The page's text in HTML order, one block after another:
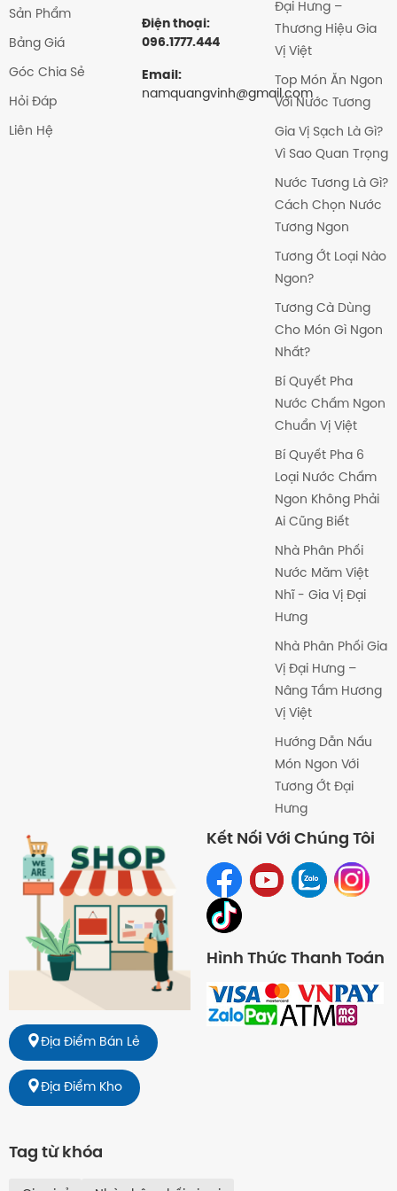
Sản Phẩm
Bảng Giá
Góc Chia Sẻ
Hỏi Đáp
Liên Hệ
Điện thoại:
096.1777.444
Email:
namquangvinh@gmail.com
Đại Hưng –
Thương Hiệu Gia
Vị Việt
Top Món Ăn Ngon
Với Nước Tương
Gia Vị Sạch Là Gì?
Vì Sao Quan Trọng
Nước Tương Là Gì?
Cách Chọn Nước
Tương Ngon
Tương Ớt Loại Nào
Ngon?
Tương Cà Dùng
Cho Món Gì Ngon
Nhất?
Bí Quyết Pha
Nước Chấm Ngon
Chuẩn Vị Việt
Bí Quyết Pha 6
Loại Nước Chấm
Ngon Không Phải
Ai Cũng Biết
Nhà Phân Phối
Nước Măm Việt
Nhĩ - Gia Vị Đại
Hưng
Nhà Phân Phối Gia
Vị Đại Hưng –
Nâng Tầm Hương
Vị Việt
Hướng Dẫn Nấu
Món Ngon Với
Tương Ớt Đại
Hưng
Địa Điểm Bán Lẻ
Địa Điểm Kho
Kết Nối Với Chúng Tôi
Hình Thức Thanh Toán
Tag từ khóa